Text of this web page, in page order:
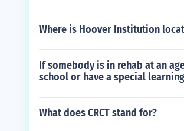
Where is Hoover Institution
If somebody is in rehab at an
school or have a special
What does CRCT stand for?